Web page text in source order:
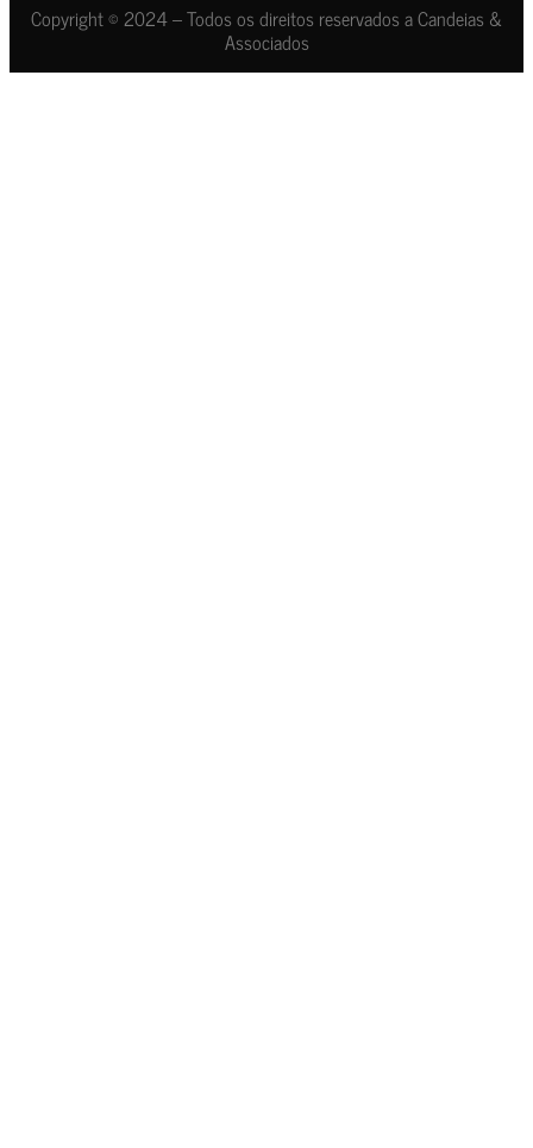
Copyright © 2024 – Todos os direitos reservados a Candeias &
Associados